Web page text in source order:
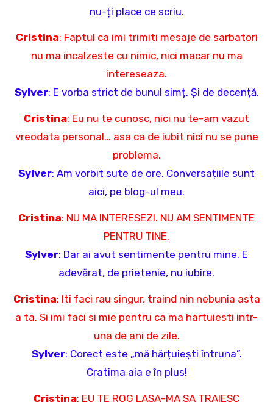
nu-ți place ce scriu.
Cristina: Faptul ca imi trimiti mesaje de sarbatori
nu ma incalzeste cu nimic, nici macar nu ma
intereseaza.
Sylver: E vorba strict de bunul simț. Și de decență.
Cristina: Eu nu te cunosc, nici nu te-am vazut
vreodata personal… asa ca de iubit nici nu se pune
problema.
Sylver: Am vorbit sute de ore. Conversațiile sunt
aici, pe blog-ul meu.
Cristina: NU MA INTERESEZI. NU AM SENTIMENTE
PENTRU TINE.
Sylver: Dar ai avut sentimente pentru mine. E
adevărat, de prietenie, nu iubire.
Cristina: Iti faci rau singur, traind nin nebunia asta
a ta. Si imi faci si mie pentru ca ma hartuiesti intr-
una de ani de zile.
Sylver: Corect este „mă hărțuiești întruna”.
Cratima aia e în plus!
Cristina: EU TE ROG LASA-MA SA TRAIESC